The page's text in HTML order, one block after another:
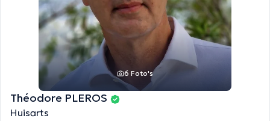
6 Foto's
Théodore PLEROS
Huisarts